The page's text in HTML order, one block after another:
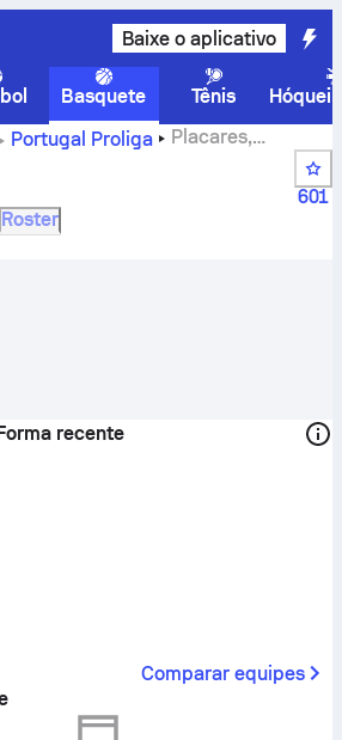
Baixe o aplicativo
Basquete Tênis
Hóquei
Portugal Proliga
Placares,
e jogadores do SL Benfica B
601
Roster
recente
Comparar equipes